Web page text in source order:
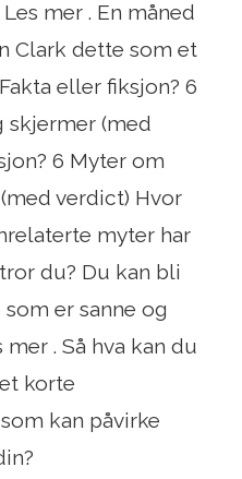
mer . En måned
Clark dette som et
eller fiksjon? 6
skjermer (med
6 Myter om
verdict) Hvor
myter har
du? Du kan bli
er sanne og
. Så hva kan du
korte
kan påvirke